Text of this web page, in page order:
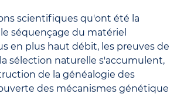
scientifiques qu'ont été la
séquençage du matériel
en plus haut débit, les preuves de
sélection naturelle s'accumulent,
de la généalogie des
des mécanismes génétique